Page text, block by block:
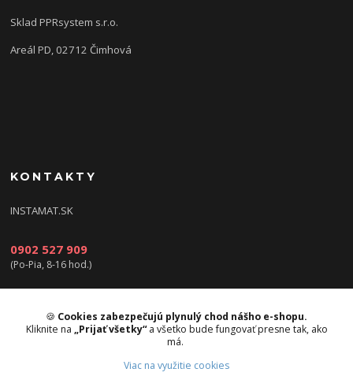
Sklad PPRsystem s.r.o.
Areál PD, 02712 Čimhová
KONTAKTY
INSTAMAT.SK
0902 527 909
(Po-Pia, 8-16 hod.)
info@instamat.sk
🍪 Cookies zabezpečujú plynulý chod nášho e-shopu.
Kliknite na „Prijať všetky“a všetko bude fungovať presne tak, ako
má.
Viac na využitie cookies